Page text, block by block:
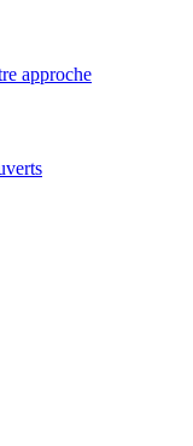
approche